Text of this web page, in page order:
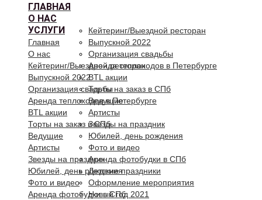
ГЛАВНАЯ
О НАС
УСЛУГИ
Кейтеринг/Выездной ресторан
Выпускной 2022
Организация свадьбы
Аренда теплоходов в Петербурге
BTL акции
Торты на заказ в СПб
Ведущие
Артисты
Звезды на праздник
Юбилей, день рождения
Фото и видео
Аренда фотобудки в СПб
Детские праздники
Оформление мероприятия
Новый год 2021
Главная
О нас
Кейтеринг/Выездной ресторан
Выпускной 2022
Организация свадьбы
Аренда теплоходов в Петербурге
BTL акции
Торты на заказ в СПб
Ведущие
Артисты
Звезды на праздник
Юбилей, день рождения
Фото и видео
Аренда фотобудки в СПб